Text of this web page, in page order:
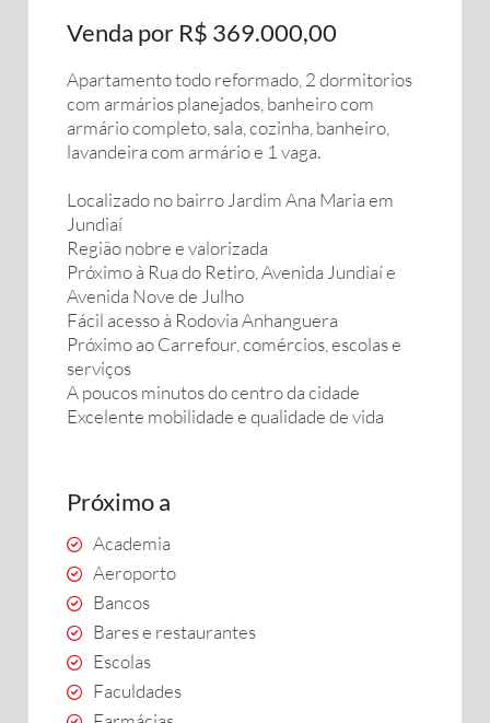
Venda por R$ 369.000,00
Apartamento todo reformado, 2 dormitorios
com armários planejados, banheiro com
armário completo, sala, cozinha, banheiro,
lavandeira com armário e 1 vaga.
Localizado no bairro Jardim Ana Maria em
Jundiaí
Região nobre e valorizada
Próximo à Rua do Retiro, Avenida Jundiaí e
Avenida Nove de Julho
Fácil acesso à Rodovia Anhanguera
Próximo ao Carrefour, comércios, escolas e
serviços
A poucos minutos do centro da cidade
Excelente mobilidade e qualidade de vida
Próximo a
Academia
Aeroporto
Bancos
Bares e restaurantes
Escolas
Faculdades